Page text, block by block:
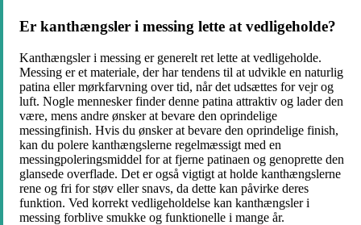
Er kanthængsler i messing lette at vedligeholde?
Kanthængsler i messing er generelt ret lette at vedligeholde.
Messing er et materiale, der har tendens til at udvikle en naturlig
patina eller mørkfarvning over tid, når det udsættes for vejr og
luft. Nogle mennesker finder denne patina attraktiv og lader den
være, mens andre ønsker at bevare den oprindelige
messingfinish. Hvis du ønsker at bevare den oprindelige finish,
kan du polere kanthængslerne regelmæssigt med en
messingpoleringsmiddel for at fjerne patinaen og genoprette den
glansede overflade. Det er også vigtigt at holde kanthængslerne
rene og fri for støv eller snavs, da dette kan påvirke deres
funktion. Ved korrekt vedligeholdelse kan kanthængsler i
messing forblive smukke og funktionelle i mange år.